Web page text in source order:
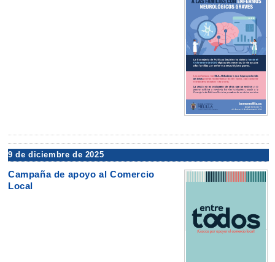
9 de diciembre de 2025
Campaña de apoyo al Comercio
Local